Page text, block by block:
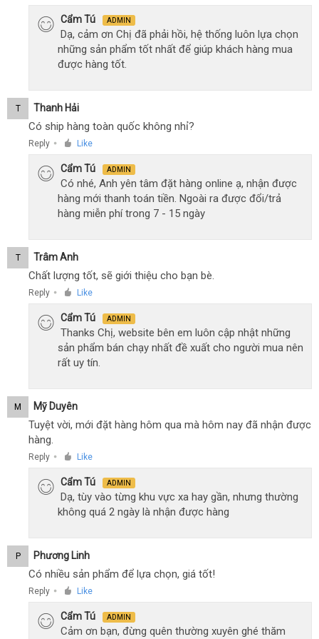
Cẩm Tú ADMIN
Dạ, cảm ơn Chị đã phải hồi, hệ thống luôn lựa chọn
những sản phẩm tốt nhất để giúp khách hàng mua
được hàng tốt.
T Thanh Hải
Có ship hàng toàn quốc không nhỉ?
Reply ● Like
Cẩm Tú ADMIN
Có nhé, Anh yên tâm đặt hàng online ạ, nhận được
hàng mới thanh toán tiền. Ngoài ra được đổi/trả
hàng miễn phí trong 7 - 15 ngày
T Trâm Anh
Chất lượng tốt, sẽ giới thiệu cho bạn bè.
Reply ● Like
Cẩm Tú ADMIN
Thanks Chị, website bên em luôn cập nhật những
sản phẩm bán chạy nhất đề xuất cho người mua nên
rất uy tín.
M Mỹ Duyên
Tuyệt vời, mới đặt hàng hôm qua mà hôm nay đã nhận được
hàng.
Reply ● Like
Cẩm Tú ADMIN
Dạ, tùy vào từng khu vực xa hay gần, nhưng thường
không quá 2 ngày là nhận được hàng
P Phương Linh
Có nhiều sản phẩm để lựa chọn, giá tốt!
Reply ● Like
Cẩm Tú ADMIN
Cảm ơn bạn, đừng quên thường xuyên ghé thăm